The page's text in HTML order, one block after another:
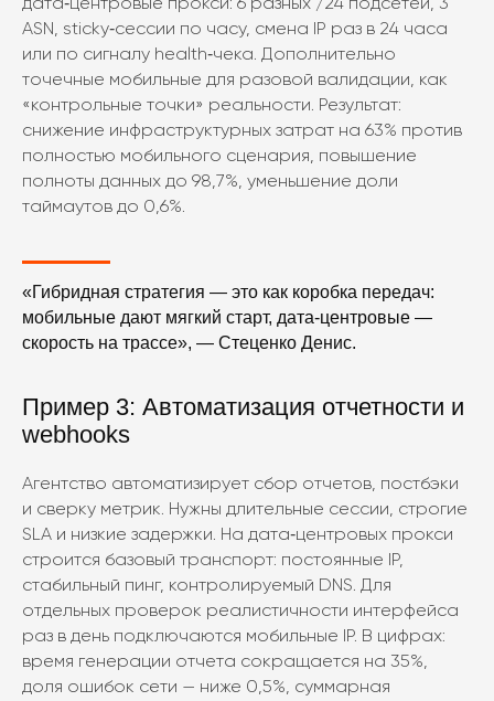
дата‑центровые прокси: 6 разных /24 подсетей, 3
ASN, sticky‑сессии по часу, смена IP раз в 24 часа
или по сигналу health‑чека. Дополнительно
точечные мобильные для разовой валидации, как
«контрольные точки» реальности. Результат:
снижение инфраструктурных затрат на 63% против
полностью мобильного сценария, повышение
полноты данных до 98,7%, уменьшение доли
таймаутов до 0,6%.
«Гибридная стратегия — это как коробка передач:
мобильные дают мягкий старт, дата‑центровые —
скорость на трассе», — Стеценко Денис.
Пример 3: Автоматизация отчетности и
webhooks
Агентство автоматизирует сбор отчетов, постбэки
и сверку метрик. Нужны длительные сессии, строгие
SLA и низкие задержки. На дата‑центровых прокси
строится базовый транспорт: постоянные IP,
стабильный пинг, контролируемый DNS. Для
отдельных проверок реалистичности интерфейса
раз в день подключаются мобильные IP. В цифрах:
время генерации отчета сокращается на 35%,
доля ошибок сети — ниже 0,5%, суммарная